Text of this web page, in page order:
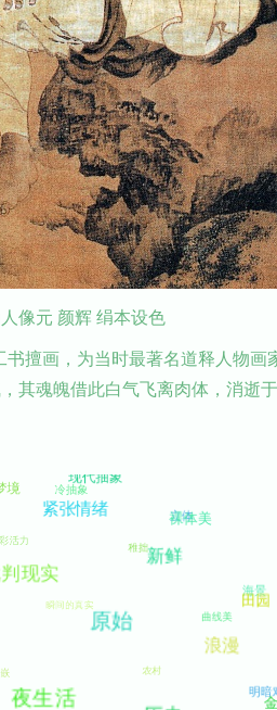
像元 颜辉 绢本设色
擅画，为当时最著名道释人物画
其魂魄借此白气飞离肉体，消逝